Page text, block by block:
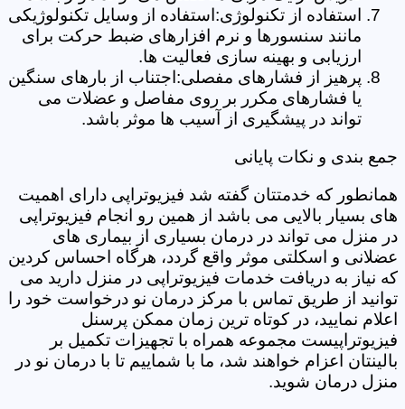
استفاده از تکنولوژی:استفاده از وسایل تکنولوژیکی
مانند سنسورها و نرم افزارهای ضبط حرکت برای
ارزیابی و بهینه سازی فعالیت ها.
پرهیز از فشارهای مفصلی:اجتناب از بارهای سنگین
یا فشارهای مکرر بر روی مفاصل و عضلات می
تواند در پیشگیری از آسیب ها موثر باشد.
جمع بندی و نکات پایانی
همانطور که خدمتتان گفته شد فیزیوتراپی دارای اهمیت
های بسیار بالایی می باشد از همین رو انجام فیزیوتراپی
در منزل می تواند در درمان بسیاری از بیماری های
عضلانی و اسکلتی موثر واقع گردد، هرگاه احساس کردین
که نیاز به دریافت خدمات فیزیوتراپی در منزل دارید می
توانید از طریق تماس با مرکز درمان نو درخواست خود را
اعلام نمایید، در کوتاه ترین زمان ممکن پرسنل
فیزیوتراپیست مجموعه همراه با تجهیزات تکمیل بر
بالینتان اعزام خواهند شد، ما با شماییم تا با درمان نو در
منزل درمان شوید.